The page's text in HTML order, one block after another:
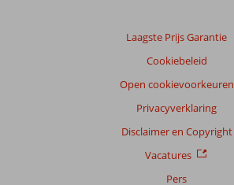
Laagste Prijs Garantie
Cookiebeleid
Open cookievoorkeuren
Privacyverklaring
Disclaimer en Copyright
Vacatures
Pers